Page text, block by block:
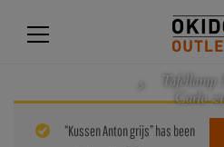
Tafellamp
Carlo
“Kussen Anton grijs” has been